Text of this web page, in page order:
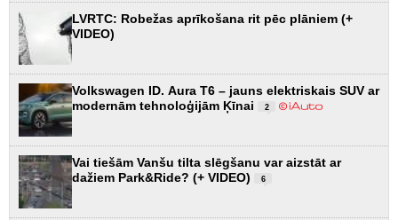
LVRTC: Robežas aprīkošana rit pēc plāniem (+
VIDEO)
Volkswagen ID. Aura T6 – jauns elektriskais SUV ar
modernām tehnoloģijām Ķīnai
2
Vai tiešām Vanšu tilta slēgšanu var aizstāt ar
dažiem Park&Ride? (+ VIDEO)
6